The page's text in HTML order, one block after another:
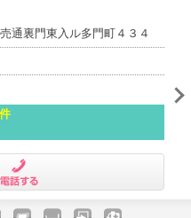
通裏門東入ル多門町４３４